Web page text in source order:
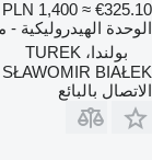
PLN 1,400 ≈ €325.10
الوحدة الهيدروليكية
بولندا، TUREK
BIAŁEK
الاتصال بالبائع